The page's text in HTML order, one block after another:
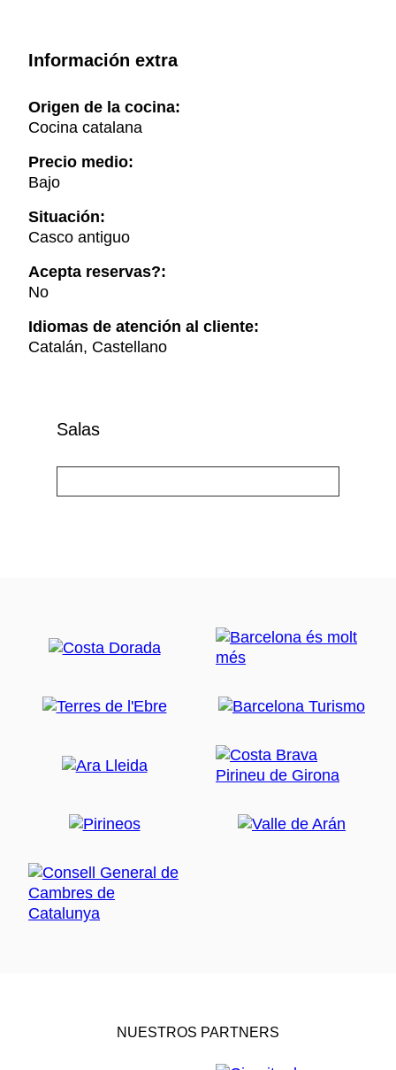
Información extra
Origen de la cocina:
Cocina catalana
Precio medio:
Bajo
Situación:
Casco antiguo
Acepta reservas?:
No
Idiomas de atención al cliente:
Catalán, Castellano
Salas
NUESTROS PARTNERS